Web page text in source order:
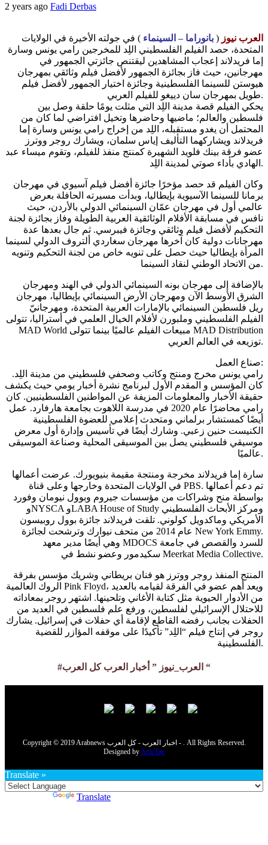
2 years ago Fadi Derbas
العرب نيوز ( بانوراما – السينماء ) في جولته الأخيرة في الولايات
المتحدة، حصد الفيلم الفلسطيني اللِد للمخرجين رامي يونس وسارة
إما فريدلاند إعجاب المشاهدين ليقتنص جائزتي الجمهور في
مهرجانين، حيث فاز بجائزة الجمهور لأفضل فيلم وثائقي بمهرجان
هيوستن للسينما الفلسطينية وجائزة اختيار الجمهور لأفضل فيلم
طويل بمهرجان سان دييغو للفيلم العربي.
يحكي الفيلم قصة مدينة اللِد التي مثلت يومًا حلقة وصل بين
فلسطين والعالم؛ ماضيها وحاضرها وتخيل افتراضي لما كان من
المحتمل أن يغدو مستقبله، اللِد من إخراج رامي يونس وسارة إما
فريدلاند ويشاركهما التأليف إياس سلمان، ويشارك روجر ووترز
عضو فرقة بينك فلويد الشهيرة كمنتج منفذ للفيلم، وتقوم ميساء عبد
الهادي بأداء صوتي لمدينة اللِد.
وكان الفيلم قد حصد مؤخرًا جائزة أفضل فيلم آسيوي في مهرجان
برمانا للسينما الآسيوية بإيطاليا، وبدأت مسيرته الحافلة بعرض
عالمي أول في مهرجان عمّان السينمائي الدولي بالأردن، حيث
نافس في مسابقة الأفلام الوثائقية العربية الطويلة وفاز بجائزة لجنة
التحكيم لأفضل فيلم وثائقي وجائزة فيبرسي. ثم جال بعدها عدة
مهرجانات دولية كان آخرها مهرجان سغاردي ألتروف الدولي لسينما
المرأة بإيطاليا حيث حصل على تنويه خاص من لجنة التحكيم وتنويه
من الاتحاد الوطني لنقاد السينما.
بالإضافة إلى مهرجان بونه السينمائي الدولي في الهند ومهرجان
الشرق الأوسط الآن ومهرجان الأرض السينمائي بإيطاليا، مهرجان
ريل فلسطين السينمائي بالإمارات العربية المتحدة، ومهرجانيّ
الفيلم الفلسطيني وملبورن لأفلام الخيال العلمي في أستراليا، تتولى
MAD World مبيعات الفيلم عالميًا بينما تتولى MAD Distribution
توزيعه في العالم العربي.
صناع العمل:
رامي يونس مخرج ومنتج وكاتب وصحفي فلسطيني من مدينة اللِد.
كان المؤسس و المقدم الأول لبرنامج نشرة أخبار يومي حيث يكشف
حقيقة الأخبار والمعلومات المزيفة عن المواطنين الفلسطينيين. كان
رامي محاضرًا عام 2020 في مدرسة اللاهوت بجامعة هارفارد. عمل
أيضًا كمستشار برلماني ومتحدث إعلامي للعضوة الفلسطينية
الكنيست حنين زعبي. وشارك أيضًا في تأسيس وإدارة أول معرض
موسيقي فلسطيني يصل بين الموسيقى المحلية وصناعة الموسيقى
عالميًا.
سارة إما فريدلاند مخرجة ومنتجة مقيمة بنيويورك. عرضت أعمالها
في الولايات المتحدة وخارجها وعلى قناة PBS. تم دعم أعمالها
بواسطة منح وشراكات من مؤسسات جيروم وبوول نيومان وفورد
وNYSCA وLABA House of Study ومركز الأبحاث الفلسطيني
الأمريكي وماكدويل كولوني. تلقت فريدلاند جائزة بوول روبيسون
عام 2014 من متحف نيوارك وترشحت لجائزة New York Emmy.
وهي أيضًا مدير معهد MDOCS للسرد والقصص في جامعة
سكيدمور وعضو نشط في Meerkat Media Collective.
المنتج المنفذ روجر ووترز هو فنان بريطاني وشريك مؤسس بفرقة
الروك العالمية Pink Floyd، ويعد أهم عضو في الفرقة لقيامه بالعديد
من الأدوار الحيوية مثل كتابة الأغاني وتلحينها. اشتهر روجر بمعاداته
للاحتلال الإسرائيلي لفلسطين، ورفع علم فلسطين في العديد من
الحفلات بجانب رفضه القاطع لإقامة أي حفلات في إسرائيل. يشارك
روجر في إنتاج فيلم “اللِد” تأكيدًا على موقفه المؤازر للقضية
الفلسطينية.
#العرب_نيوز ” أخبار العرب كل العرب “
Copyright © 2019 Arabnews اخبار العرب - كل العرب - . All Rights Reserved.
Designed byAmcTag
Translate »
Translate